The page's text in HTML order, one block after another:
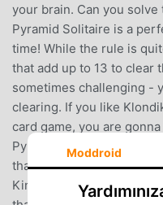
your brain. Can you
Pyramid Solitaire is a
time! While the rule is
that add up to 13 to clear
sometimes challenging -
clearing. If you like
card game, you are
Pyramid before? Don’t
that add up to 13 to clear
King = 13.Farm Journey
Moddroid